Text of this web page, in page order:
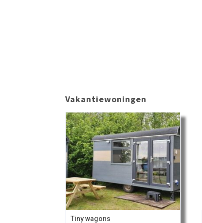
Vakantiewoningen
Tiny wagons